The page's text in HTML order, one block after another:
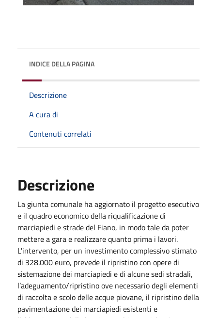
INDICE DELLA PAGINA
Descrizione
A cura di
Contenuti correlati
Descrizione
La giunta comunale ha aggiornato il progetto esecutivo
e il quadro economico della riqualificazione di
marciapiedi e strade del Fiano, in modo tale da poter
mettere a gara e realizzare quanto prima i lavori.
L'intervento, per un investimento complessivo stimato
di 328.000 euro, prevede il ripristino con opere di
sistemazione dei marciapiedi e di alcune sedi stradali,
l’adeguamento/ripristino ove necessario degli elementi
di raccolta e scolo delle acque piovane, il ripristino della
pavimentazione dei marciapiedi esistenti e